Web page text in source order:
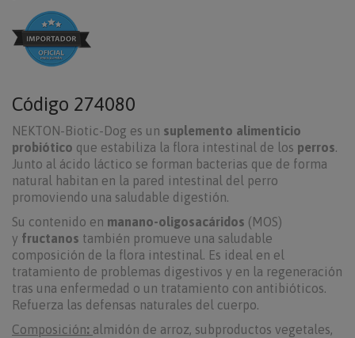
Código 274080
NEKTON-Biotic-Dog es un suplemento alimenticio
probiótico que estabiliza la flora intestinal de los perros.
Junto al ácido láctico se forman bacterias que de forma
natural habitan en la pared intestinal del perro
promoviendo una saludable digestión.
Su contenido en manano-oligosacáridos (MOS)
y fructanos también promueve una saludable
composición de la flora intestinal. Es ideal en el
tratamiento de problemas digestivos y en la regeneración
tras una enfermedad o un tratamiento con antibióticos.
Refuerza las defensas naturales del cuerpo.
Composición: almidón de arroz, subproductos vegetales,